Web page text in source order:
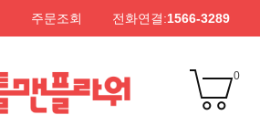
주문조회 전화연결:1566-3289
0